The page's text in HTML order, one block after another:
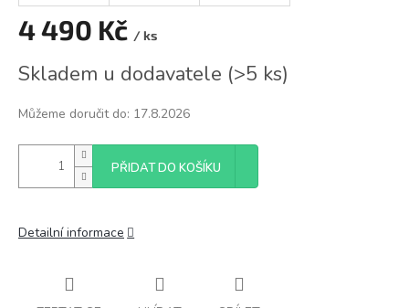
4 490 Kč / ks
cena:
Skladem u dodavatele (>5 ks)
Můžeme doručit do: 17.8.2026
PŘIDAT DO KOŠÍKU
Detailní informace